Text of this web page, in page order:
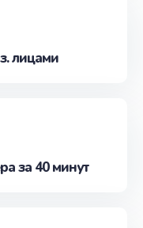
лицами
за 40 минут